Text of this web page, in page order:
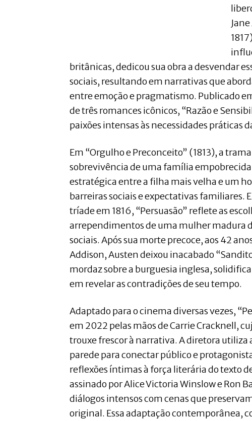
britânicas, dedicou sua obra a desvendar
sociais, resultando em narrativas que
entre emoção e pragmatismo. Publicado
de três romances icônicos, “Razão e
paixões intensas às necessidades práticas
Em “Orgulho e Preconceito” (1813), a
sobrevivência de uma família
estratégica entre a filha mais velha e um
barreiras sociais e expectativas familiares.
tríade em 1816, “Persuasão” reflete as
arrependimentos de uma mulher madura
sociais. Após sua morte precoce, aos 42
Addison, Austen deixou inacabado
mordaz sobre a burguesia inglesa,
em revelar as contradições de seu tempo.
Adaptado para o cinema diversas vezes,
em 2022 pelas mãos de Carrie Cracknell,
trouxe frescor à narrativa. A diretora utiliza
parede para conectar público e
reflexões íntimas à força literária do texto
assinado por Alice Victoria Winslow e Ron
diálogos intensos com cenas que
original. Essa adaptação contemporânea,